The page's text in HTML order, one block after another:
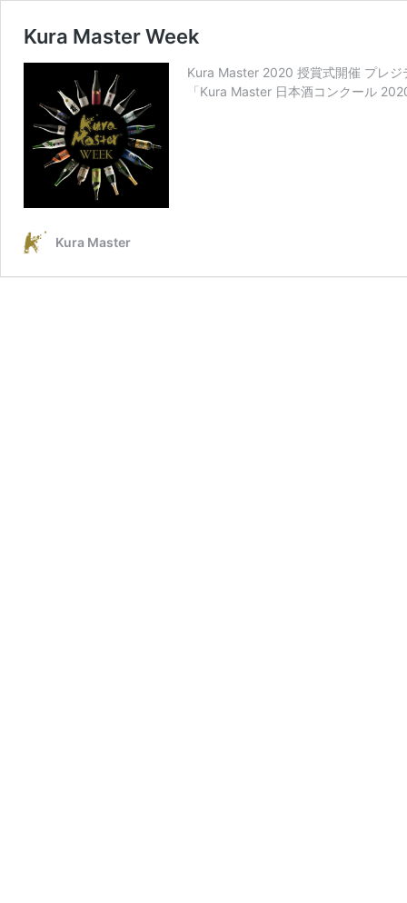
Kura Master Week
Kura Master 2020 授賞式開催 プレ
「Kura Master 日本酒コンクール
Kura Master